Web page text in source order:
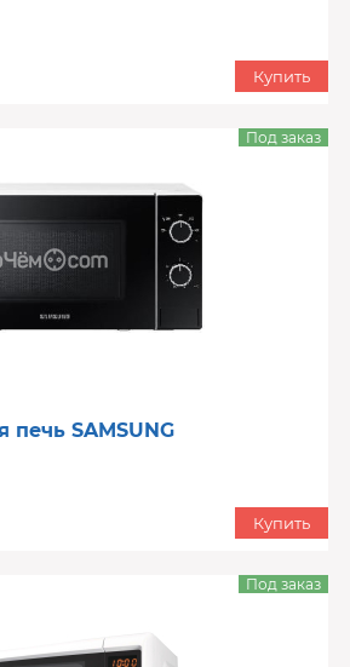
Купить
печь SAMSUNG
Под заказ
Купить
Под заказ